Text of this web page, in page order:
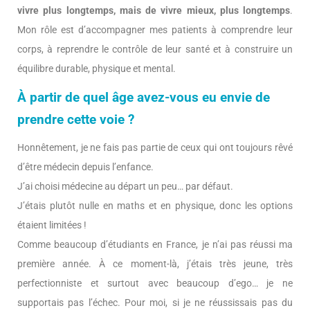
vivre plus longtemps, mais de vivre mieux, plus longtemps.
Mon rôle est d’accompagner mes patients à comprendre leur
corps, à reprendre le contrôle de leur santé et à construire un
équilibre durable, physique et mental.
À partir de quel âge avez-vous eu envie de
prendre cette voie ?
Honnêtement, je ne fais pas partie de ceux qui ont toujours rêvé
d’être médecin depuis l’enfance.
J’ai choisi médecine au départ un peu… par défaut.
J’étais plutôt nulle en maths et en physique, donc les options
étaient limitées !
Comme beaucoup d’étudiants en France, je n’ai pas réussi ma
première année. À ce moment-là, j’étais très jeune, très
perfectionniste et surtout avec beaucoup d’ego… je ne
supportais pas l’échec. Pour moi, si je ne réussissais pas du